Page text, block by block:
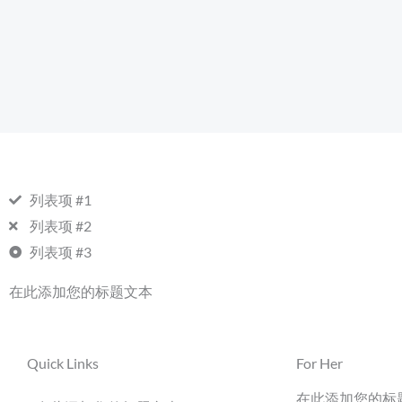
列表项 #1
列表项 #2
列表项 #3
在此添加您的标题文本
Quick Links For Her
在此添加您的标